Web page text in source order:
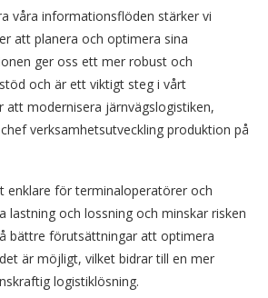
våra informationsflöden stärker vi
att planera och optimera sina
ger oss ett mer robust och
och är ett viktigt steg i vårt
att modernisera järnvägslogistiken,
verksamhetsutveckling produktion på
enklare för terminaloperatörer och
lastning och lossning och minskar risken
bättre förutsättningar att optimera
är möjligt, vilket bidrar till en mer
logistiklösning.